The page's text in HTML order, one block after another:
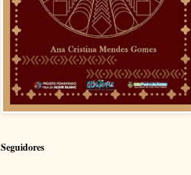
Seguidores